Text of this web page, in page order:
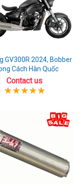
GV300R 2024, Bobber
Cách Hàn Quốc
Contact us